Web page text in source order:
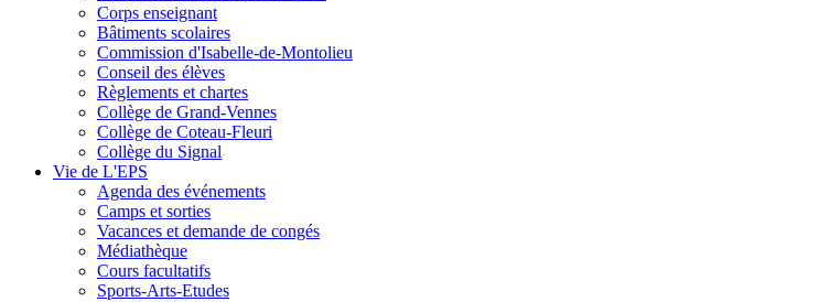
Corps enseignant
Bâtiments scolaires
Commission d'Isabelle-de-Montolieu
Conseil des élèves
Règlements et chartes
Collège de Grand-Vennes
Collège de Coteau-Fleuri
Collège du Signal
Vie de L'EPS
Agenda des événements
Camps et sorties
Vacances et demande de congés
Médiathèque
Cours facultatifs
Sports-Arts-Etudes